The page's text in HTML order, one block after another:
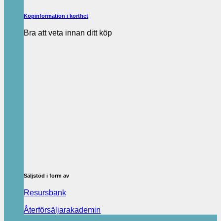
Köpinformation i korthet
Bra att veta innan ditt köp
Säljstöd i form av
Resursbank
Återförsäljarakademin